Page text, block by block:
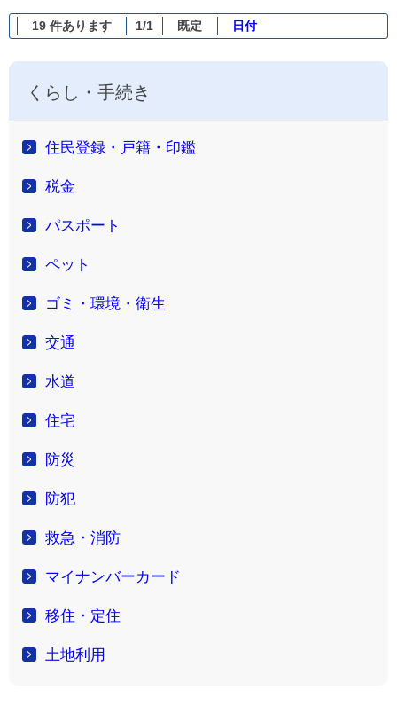
19 件あります 1/1 既定 日付
くらし・手続き
住民登録・戸籍・印鑑
税金
パスポート
ペット
ゴミ・環境・衛生
交通
水道
住宅
防災
防犯
救急・消防
マイナンバーカード
移住・定住
土地利用